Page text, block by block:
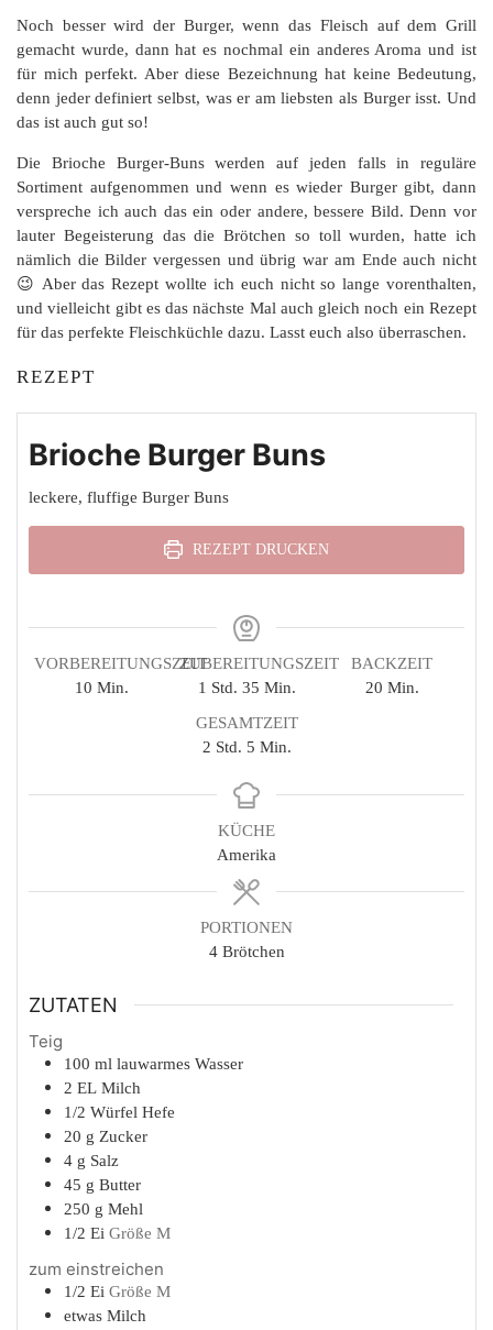
Noch besser wird der Burger, wenn das Fleisch auf dem Grill
gemacht wurde, dann hat es nochmal ein anderes Aroma und ist
für mich perfekt. Aber diese Bezeichnung hat keine Bedeutung,
denn jeder definiert selbst, was er am liebsten als Burger isst. Und
das ist auch gut so!
Die Brioche Burger-Buns werden auf jeden falls in reguläre
Sortiment aufgenommen und wenn es wieder Burger gibt, dann
verspreche ich auch das ein oder andere, bessere Bild. Denn vor
lauter Begeisterung das die Brötchen so toll wurden, hatte ich
nämlich die Bilder vergessen und übrig war am Ende auch nicht
😉 Aber das Rezept wollte ich euch nicht so lange vorenthalten,
und vielleicht gibt es das nächste Mal auch gleich noch ein Rezept
für das perfekte Fleischküchle dazu. Lasst euch also überraschen.
REZEPT
Brioche Burger Buns
leckere, fluffige Burger Buns
REZEPT DRUCKEN
VORBEREITUNGSZEIT
10Minuten
Min.
ZUBEREITUNGSZEIT
1 Stunde
Std. 35Minuten
Min.
BACKZEIT
20Minuten
Min.
GESAMTZEIT
2Stunden
Std. 5Minuten
Min.
KÜCHE
Amerika
PORTIONEN
4 Brötchen
ZUTATEN
Teig
100 ml lauwarmes Wasser
2 EL Milch
1/2 Würfel Hefe
20 g Zucker
4 g Salz
45 g Butter
250 g Mehl
1/2 Ei Größe M
zum einstreichen
1/2 Ei Größe M
etwas Milch